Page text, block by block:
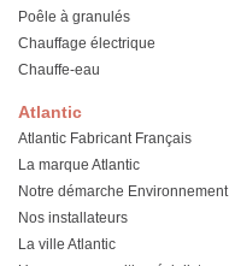
Atlantic
Atlantic Fabricant Français
La marque Atlantic
Notre démarche Environnement
Nos installateurs
La ville Atlantic
Poêle à granulés
Chauffage électrique
Chauffe-eau